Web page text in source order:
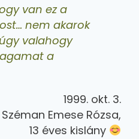
van ez a
nem akarok
valahogy
a
1999. okt. 3.
Széman Emese Rózsa,
13 éves kislány